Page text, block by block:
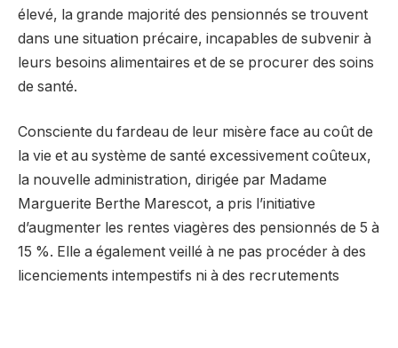
élevé, la grande majorité des pensionnés se trouvent
dans une situation précaire, incapables de subvenir à
leurs besoins alimentaires et de se procurer des soins
de santé.
Consciente du fardeau de leur misère face au coût de
la vie et au système de santé excessivement coûteux,
la nouvelle administration, dirigée par Madame
Marguerite Berthe Marescot, a pris l’initiative
d’augmenter les rentes viagères des pensionnés de 5 à
15 %. Elle a également veillé à ne pas procéder à des
licenciements intempestifs ni à des recrutements